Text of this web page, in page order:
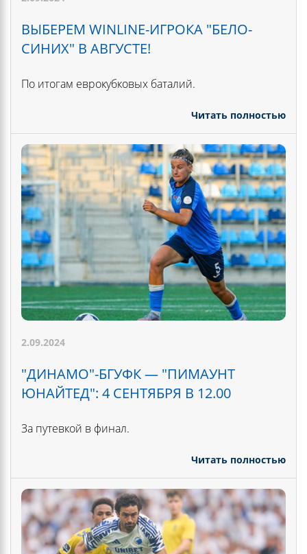
ВЫБЕРЕМ WINLINE-ИГРОКА "БЕЛО-
СИНИХ" В АВГУСТЕ!
По итогам еврокубковых баталий.
Читать полностью
2.09.2024
"ДИНАМО"-БГУФК — "ПИМАУНТ
ЮНАЙТЕД": 4 СЕНТЯБРЯ В 12.00
За путевкой в финал.
Читать полностью